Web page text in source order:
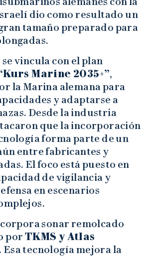
dio como resultado un
tamaño preparado para
vincula con el plan
Marine 2035+”,
la Marina alemana para
y adaptarse a
Desde la industria
que la incorporación
forma parte de un
entre fabricantes y
El foco está puesto en
de vigilancia y
en escenarios
sonar remolcado
por TKMS y Atlas
Esa tecnología mejora la